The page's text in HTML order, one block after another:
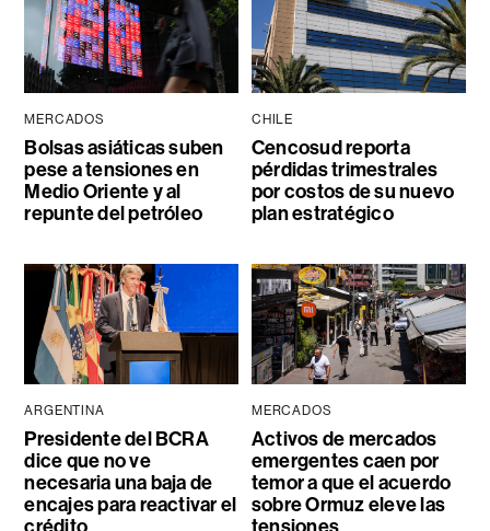
MERCADOS
Bolsas asiáticas suben
pese a tensiones en
Medio Oriente y al
repunte del petróleo
CHILE
Cencosud reporta
pérdidas trimestrales
por costos de su nuevo
plan estratégico
ARGENTINA
Presidente del BCRA
dice que no ve
necesaria una baja de
encajes para reactivar el
MERCADOS
Activos de mercados
emergentes caen por
temor a que el acuerdo
sobre Ormuz eleve las